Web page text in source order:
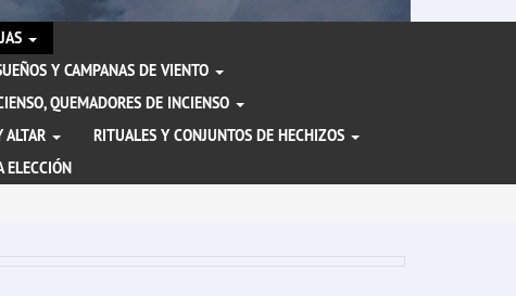
Y CAMPANAS DE VIENTO
QUEMADORES DE INCIENSO
ALTAR
RITUALES Y CONJUNTOS DE HECHIZOS
ELECCIÓN